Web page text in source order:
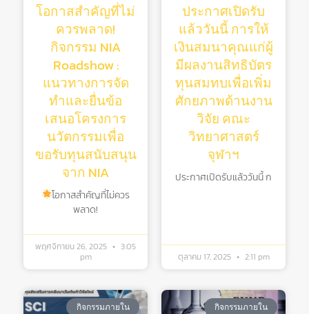
โอกาสสำคัญที่ไม่
ควรพลาด!
กิจกรรม NIA
Roadshow :
แนวทางการจัด
ทำและยื่นข้อ
เสนอโครงการ
นวัตกรรมเพื่อ
ขอรับทุนสนับสนุน
จาก NIA
โอกาสสำคัญที่ไม่ควร
พลาด!
พฤศจิกายน 26, 2025
3:05
pm
ประกาศเปิดรับ
แล้ววันนี้ การให้
เงินสมนาคุณแก่ผู้
มีผลงานสิทธิบัตร
ทุนสมทบเพื่อเพิ่ม
ศักยภาพด้านงาน
วิจัย คณะ
วิทยาศาสตร์
จุฬาฯ
ประกาศเปิดรับแล้ววันนี้ ก
ตุลาคม 17, 2025 2:11 pm
กิจกรรมภายใน กิจกรรมภายใน